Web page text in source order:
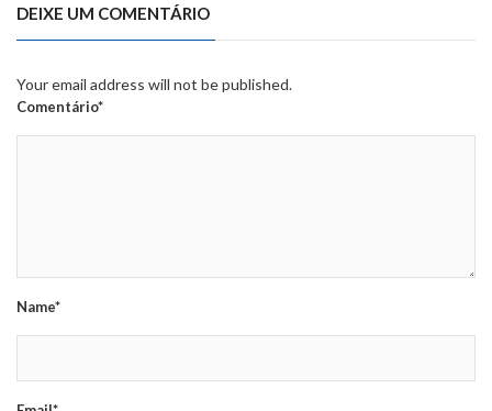
DEIXE UM COMENTÁRIO
Your email address will not be published.
Comentário*
Name*